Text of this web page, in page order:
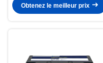
bateau
Obtenez le meilleur prix